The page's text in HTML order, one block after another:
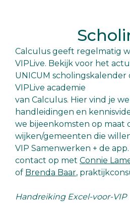
Calculus geeft regelmatig
VIPLive. Bekijk voor het
UNICUM scholingskalender
VIPLive academie
van Calculus. Hier vind je
handleidingen en
we bijeenkomsten op maat
wijken/gemeenten die
VIP Samenwerken + de
contact op met Connie
of Brenda Baar,
Handreiking Excel-voor-VIP